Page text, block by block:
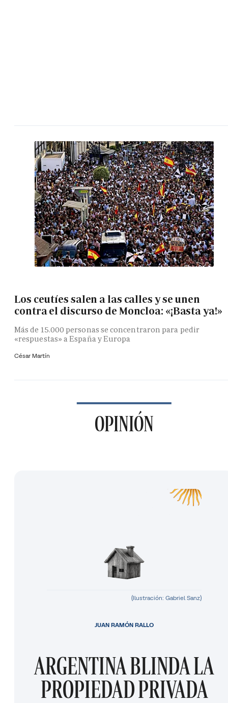
Los ceutíes salen a las calles y se unen
contra el discurso de Moncloa: «¡Basta ya!»
Más de 15.000 personas se concentraron para pedir
«respuestas» a España y Europa
César Martín
OPINIÓN
(Ilustración: Gabriel Sanz)
ARGENTINA BLINDA LA
PROPIEDAD PRIVADA
JUAN RAMÓN RALLO